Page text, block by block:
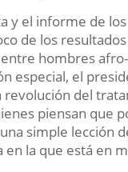
y el informe de
de los
hombres
especial, el
del
piensan que
simple lección
la que está en